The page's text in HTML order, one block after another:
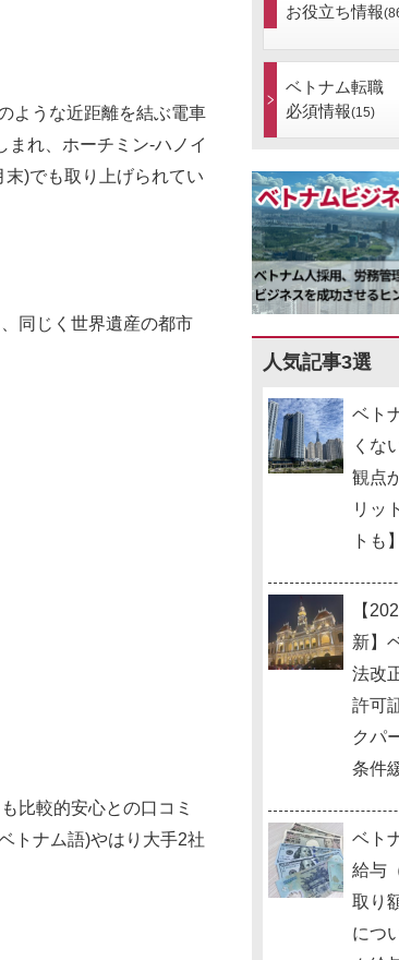
ような近距離を結ぶ電車
れ、ホーチミン-ハノイ
)でも取り上げられてい
同じく世界遺産の都市
比較的安心との口コミ
トナム語)やはり大手2社
お役立ち情報
ベトナム転職
必須情報(15)
人気記事3選
ベト
くな
観点
リッ
トも】
【
新】
法改
許可
クパ
条件
ベト
給与
取り
につ